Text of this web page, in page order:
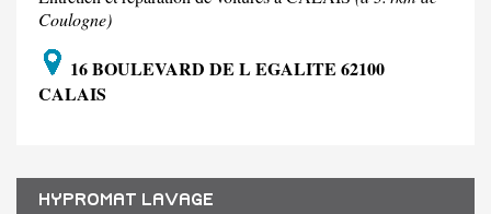
Coulogne)
16 BOULEVARD DE L EGALITE 62100
CALAIS
HYPROMAT LAVAGE